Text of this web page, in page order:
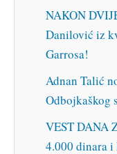
NAKON
Danilović iz
Garrosa!
Adnan Talić
Odbojkaškog
VEST DANA
4.000 dinara